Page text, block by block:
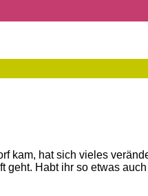
kam, hat sich vieles
geht. Habt ihr so etwas